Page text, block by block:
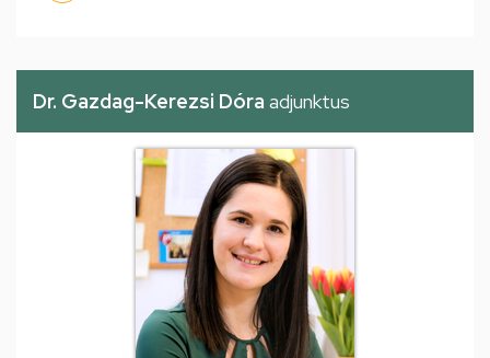
Dr. Gazdag-Kerezsi Dóra adjunktus